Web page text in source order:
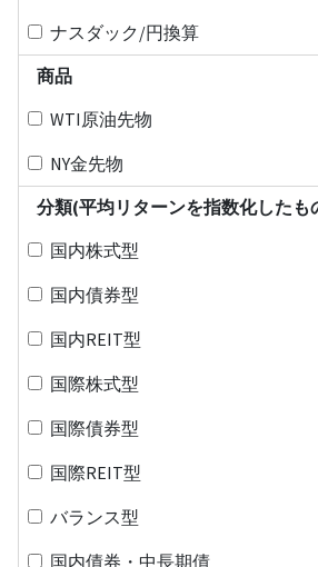
ナスダック/円換算
商品
WTI原油先物
NY金先物
分類(平均リターンを指数化したも
国内株式型
国内債券型
国内REIT型
国際株式型
国際債券型
国際REIT型
バランス型
国内債券・中長期債